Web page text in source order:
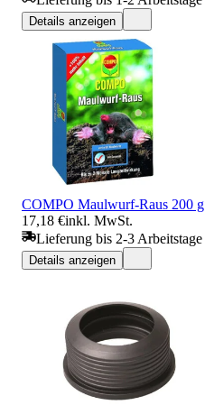
Details anzeigen
COMPO Maulwurf-Raus 200 g
17,18 €inkl. MwSt.
Lieferung bis 2-3 Arbeitstage
Details anzeigen